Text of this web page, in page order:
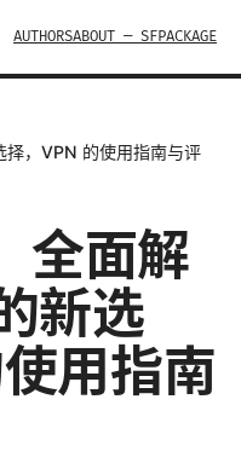
AUTHORSABOUT — SFPACKAGE
，VPN 的使用指南与评
全面解
新选
用指南